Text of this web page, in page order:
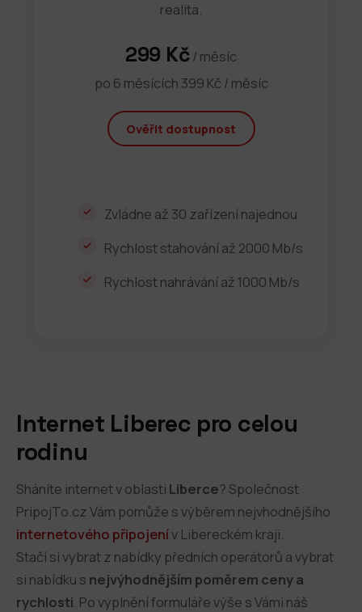
realita.
299 Kč/ měsíc
po 6 měsících 399 Kč / měsíc
Ověřit dostupnost
Zvládne až 30 zařízení najednou
Rychlost stahování až 2000 Mb/s
Rychlost nahrávání až 1000 Mb/s
Internet Liberec pro celou
rodinu
Sháníte internet v oblasti Liberce? Společnost
PripojTo.cz Vám pomůže s výběrem nejvhodnějšího
internetového připojenív Libereckém kraji.
Stačí si vybrat z nabídky předních operátorů a vybrat
si nabídku s nejvýhodnějším poměrem ceny a
rychlosti. Po vyplnění formuláře výše s Vámi náš